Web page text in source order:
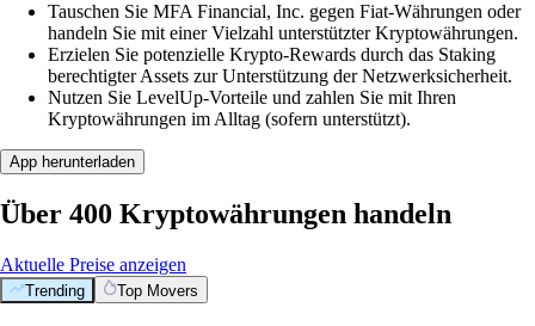
Tauschen Sie MFA Financial, Inc. gegen Fiat-Währungen oder
handeln Sie mit einer Vielzahl unterstützter Kryptowährungen.
Erzielen Sie potenzielle Krypto-Rewards durch das Staking
berechtigter Assets zur Unterstützung der Netzwerksicherheit.
Nutzen Sie LevelUp-Vorteile und zahlen Sie mit Ihren
Kryptowährungen im Alltag (sofern unterstützt).
App herunterladen
Über 400 Kryptowährungen handeln
Aktuelle Preise anzeigen
Trending Top Movers